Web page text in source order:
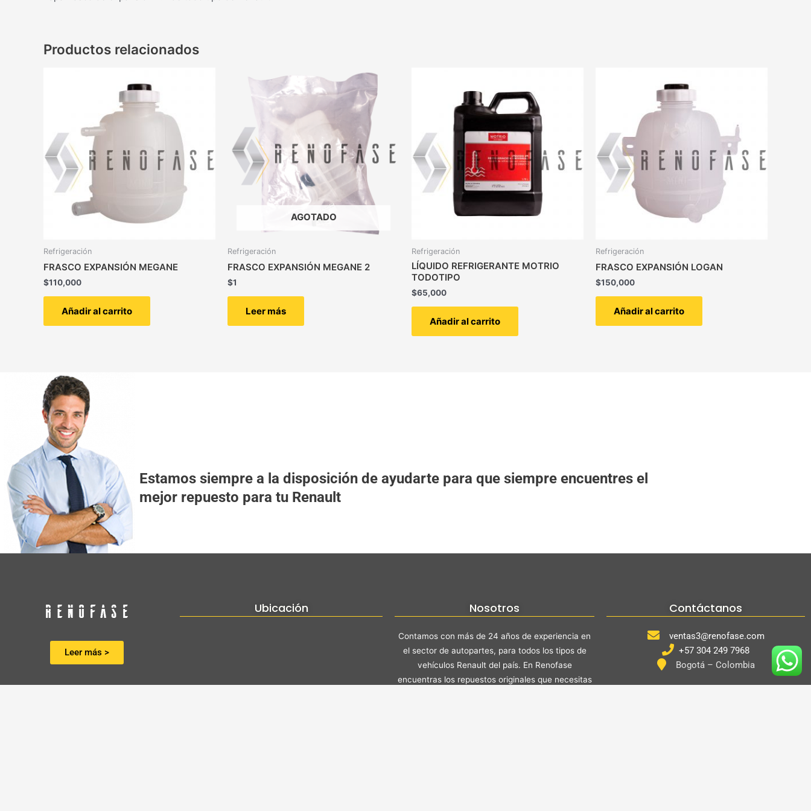
Productos relacionados
Refrigeración
FRASCO EXPANSIÓN MEGANE
$110,000
Añadir al carrito
AGOTADO
Refrigeración
FRASCO EXPANSIÓN MEGANE 2
$1
Leer más
Refrigeración
LÍQUIDO REFRIGERANTE MOTRIO
TODOTIPO
$65,000
Añadir al carrito
Refrigeración
FRASCO EXPANSIÓN LOGAN
$150,000
Añadir al carrito
Estamos siempre a la disposición de ayudarte para que siempre encuentres el
mejor repuesto para tu Renault
Leer más >
Ubicación Nosotros
Contamos con más de 24 años de experiencia en
el sector de autopartes, para todos los tipos de
vehículos Renault del país. En Renofase
encuentras los repuestos originales que necesitas
Contáctanos
ventas3@renofase.com
+57 304 249 7968
Bogotá – Colombia